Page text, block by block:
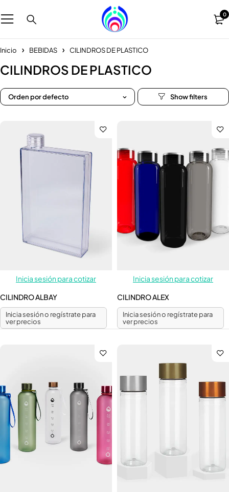
0
Inicio BEBIDAS CILINDROS DE PLASTICO
CILINDROS DE PLASTICO
Orden por defecto
Inicia sesión para cotizar
CILINDRO ALBAY
Inicia sesión o regístrate para
ver precios
Inicia sesión para cotizar
CILINDRO ALEX
Inicia sesión o regístrate para
ver precios